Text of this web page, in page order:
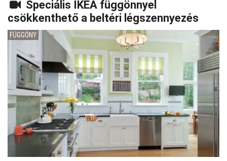
Speciális IKEA függönnyel
csökkenthető a beltéri légszennyezés
FÜGGÖNY